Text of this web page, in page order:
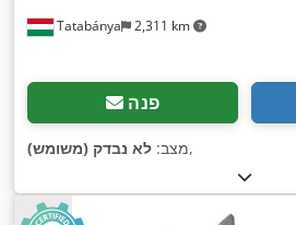
Tatabánya 2,311 km
פנה
מצב: לא נבדק (משומש) ,